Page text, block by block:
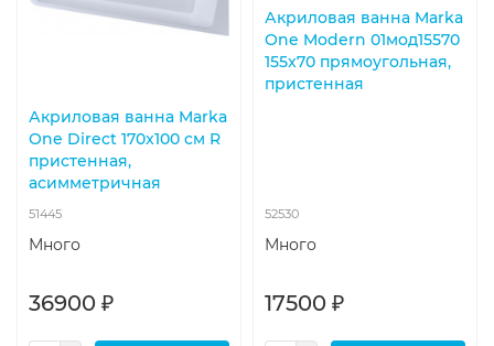
Акриловая ванна Marka
One Direct 170x100 см R
пристенная,
асимметричная
51445
Много
36900 ₽
Акриловая ванна Marka
One Modern 01мод15570
155x70 прямоугольная,
пристенная
52530
Много
17500 ₽